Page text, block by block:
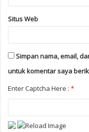
Situs Web
Simpan nama, email,
untuk komentar saya
Enter Captcha Here : *